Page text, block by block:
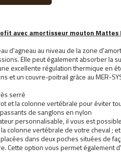
avec amortisseur mouton Mattes
d'agneau au niveau de la zone
Elle peut également absorber la
excellente régulation thermique en
et un couvre-poitrail grâce au MER-
serré
et la colonne vertébrale pour éviter
de sanglons en nylon
personnalisable, il vous est
colonne vertébrale de votre cheval ;
dans deux poches situées de
Cette option vous permet également